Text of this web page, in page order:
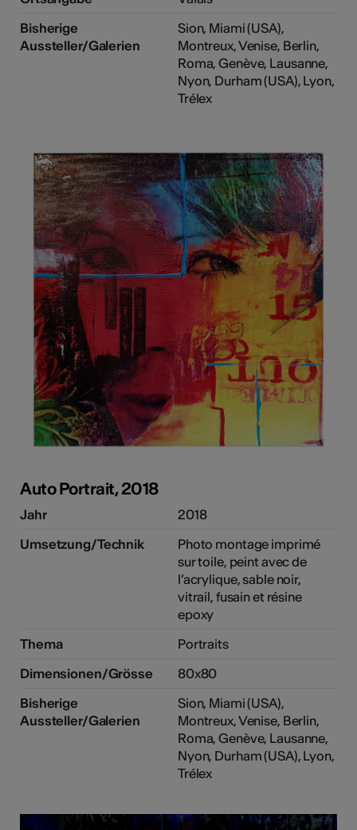
Bisherige
Aussteller/Galerien
Sion, Miami (USA),
Montreux, Venise, Berlin,
Roma, Genève, Lausanne,
Nyon, Durham (USA), Lyon,
Trélex
Auto Portrait, 2018
Jahr
2018
Umsetzung/Technik
Photo montage imprimé
sur toile, peint avec de
l’acrylique, sable noir,
vitrail, fusain et résine
epoxy
Thema
Portraits
Dimensionen/Grösse
80x80
Bisherige
Aussteller/Galerien
Sion, Miami (USA),
Montreux, Venise, Berlin,
Roma, Genève, Lausanne,
Nyon, Durham (USA), Lyon,
Trélex